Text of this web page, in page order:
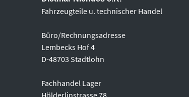
Fahrzeugteile u. technischer Handel
Büro/Rechnungsadresse
Lembecks Hof 4
D-48703 Stadtlohn
Fachhandel Lager